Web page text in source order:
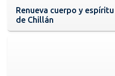
Renueva cuerpo y
de Chillán